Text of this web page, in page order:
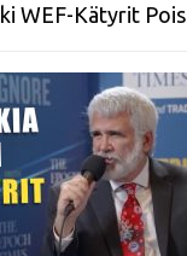
WEF-Kätyrit Pois